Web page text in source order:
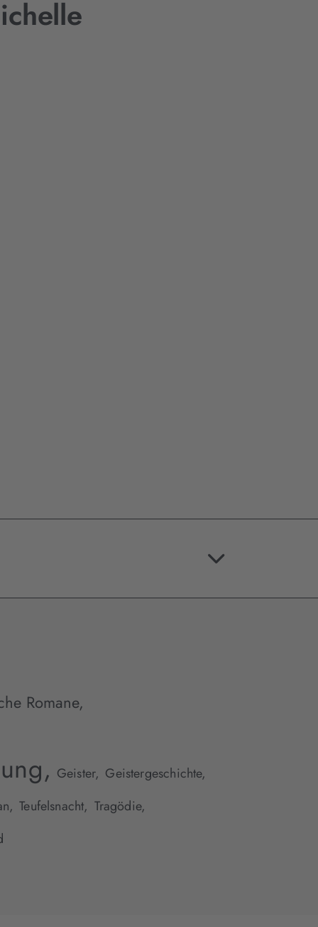
Romane,
Geister, Geistergeschichte,
Teufelsnacht, Tragödie,